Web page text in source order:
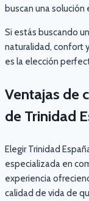
buscan una
Si estás buscando
naturalidad, confort
es la elección
Ventajas de
de Trinidad
Elegir Trinidad
especializada en
experiencia
calidad de vida de